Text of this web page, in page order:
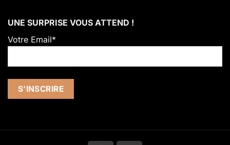
UNE SURPRISE VOUS ATTEND !
Votre Email*